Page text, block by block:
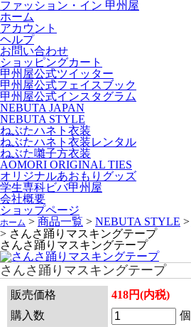
ファッション・イン 甲州屋
ホーム
アカウント
ヘルプ
お問い合わせ
ショッピングカート
甲州屋公式ツイッター
甲州屋公式フェイスブック
甲州屋公式インスタグラム
NEBUTA JAPAN
NEBUTA STYLE
ねぶたハネト衣装
ねぶたハネト衣装レンタル
ねぶた囃子方衣装
AOMORI ORIGINAL TIES
オリジナルあおもりグッズ
学生専科ビバ甲州屋
会社概要
ショップページ
ホーム > 商品一覧 > NEBUTA STYLE >
> さんさ踊りマスキングテープ
さんさ踊りマスキングテープ
さんさ踊りマスキングテープ
販売価格
418円(内税)
購入数
個